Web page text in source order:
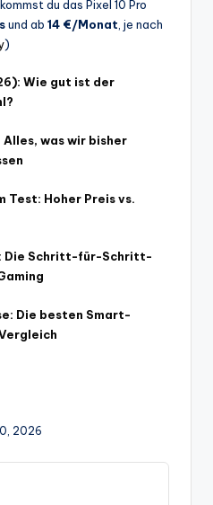
du das Pixel 10 Pro
und ab 14 €/Monat , je nach
)
Wie gut ist der
was wir bisher
Test: Hoher Preis vs.
Die Schritt-für-Schritt-
Die besten Smart-
2026